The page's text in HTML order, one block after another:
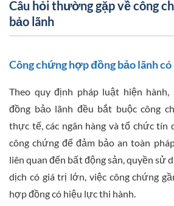
Câu hỏi thường gặp về công
bảo lãnh
Công chứng hợp đồng bảo lãnh
Theo quy định pháp luật hiện
đồng bảo lãnh đều bắt buộc công
thực tế, các ngân hàng và tổ chức tín
công chứng để đảm bảo an toàn
liên quan đến bất động sản, quyền sử
dịch có giá trị lớn, việc công chứng
hợp đồng có hiệu lực thi hành.